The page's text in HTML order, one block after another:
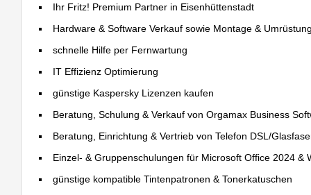
Ihr Fritz! Premium Partner in Eisenhüttenstadt
Hardware & Software Verkauf sowie Montage &
schnelle Hilfe per Fernwartung
IT Effizienz Optimierung
günstige Kaspersky Lizenzen kaufen
Beratung, Schulung & Verkauf von Orgamax Business
Beratung, Einrichtung & Vertrieb von Telefon DSL/
Einzel- & Gruppenschulungen für Microsoft Office 2024 &
günstige kompatible Tintenpatronen & Tonerkatuschen